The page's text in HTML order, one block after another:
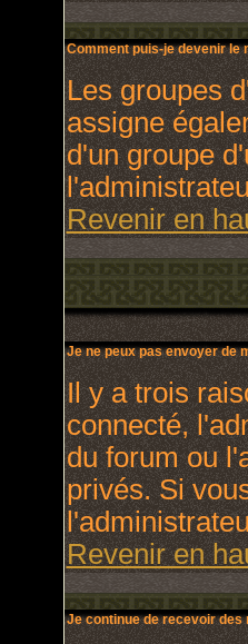
Comment puis-je devenir le
Les groupes
assigne
d'un groupe
Revenir en
Je ne peux pas envoyer de
Il y a trois
connecté,
du forum ou
privés. Si
Revenir en
Je continue de recevoir